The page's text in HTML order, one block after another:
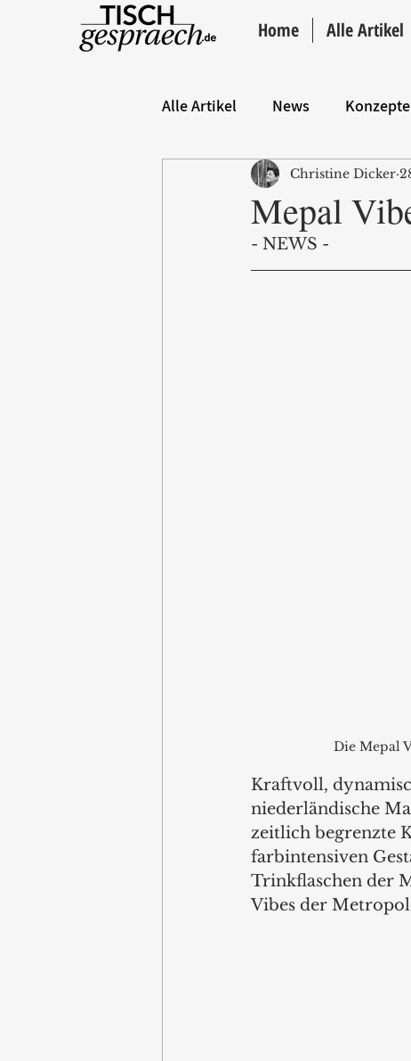
Home Alle Artikel
Alle Artikel News Konzepte
Hintergrund ANZEIGE
Mepal
Christine Dicker
- NEWS -
Die Mepal
Kraftvoll,
niederländische
zeitlich begrenzte
farbintensiven
Trinkflaschen der
Vibes der